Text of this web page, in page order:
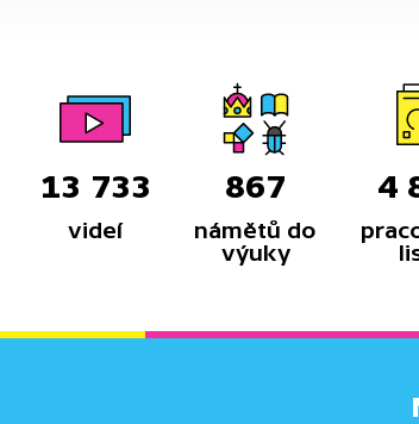
13 733
videí
867
námětů do
výuky
4